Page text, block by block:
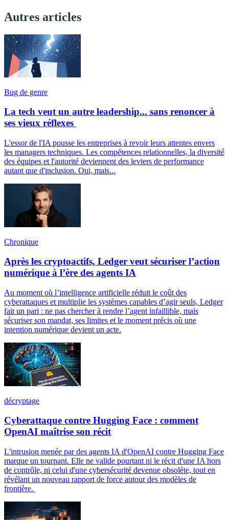
Autres articles
Bug de genre
La tech veut un autre leadership... sans renoncer à
ses vieux réflexes
L'essor de l'IA pousse les entreprises à revoir leurs attentes envers
les managers techniques. Les compétences relationnelles, la diversité
des équipes et l'autorité deviennent des leviers de performance
autant que d'inclusion. Oui, mais...
Chronique
Après les cryptoactifs, Ledger veut sécuriser l’action
numérique à l’ère des agents IA
Au moment où l’intelligence artificielle réduit le coût des
cyberattaques et multiplie les systèmes capables d’agir seuls, Ledger
fait un pari : ne pas chercher à rendre l’agent infaillible, mais
sécuriser son mandat, ses limites et le moment précis où une
intention numérique devient un acte.
décryptage
Cyberattaque contre Hugging Face : comment
OpenAI maîtrise son récit
L'intrusion menée par des agents IA d'OpenAI contre Hugging Face
marque un tournant. Elle ne valide pourtant ni le récit d'une IA hors
de contrôle, ni celui d'une cybersécurité devenue obsolète, tout en
révélant un nouveau rapport de force autour des modèles de
frontière.